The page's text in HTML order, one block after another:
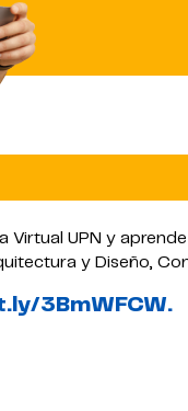
UPN y
y Diseño,
3BmWFCW.